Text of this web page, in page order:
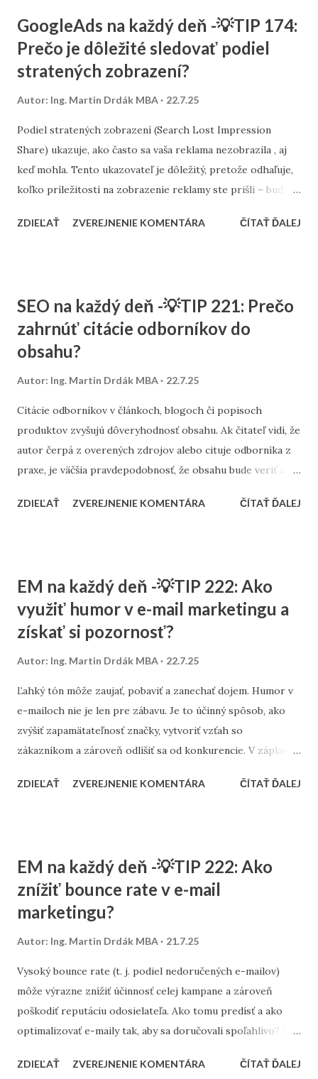
mierou a autenticky. Ak je „posledná šanca“ každý týždeň,
príjemca si to všimne a dôveryhodnosť sa rýchlo stratí.
Overené funguje aj spojenie zľavy s konkrétnym termínom,
GoogleAds na každý deň -💡TIP 174:
Prečo je dôležité sledovať podiel
stratených zobrazení?
Autor: Ing. Martin Drdák MBA 22.7.25
Podiel stratených zobrazení (Search Lost Impression
Share) ukazuje, ako často sa vaša reklama nezobrazila , aj
keď mohla. Tento ukazovateľ je dôležitý, pretože odhaľuje,
koľko príležitostí na zobrazenie reklamy ste prišli – buď
kvality. V rámci kampaní Google Ads, najmä pri e-shopoch,
rozpočet, znamená to, že pri rovnakom dopyte by ste
mohli dosiahnuť dvojnásobok kliknutí – a teda aj
objednávok. Rozdelenie na stratu pre rozpočet a stratu pre
prvom prípade možno navýšiť rozpočet, v druhom zlepšiť
reklamný text, skóre kvality alebo výber kľúčových slov.
ZDIEĽAŤ ZVEREJNENIE KOMENTÁRA ČÍTAŤ ĎALEJ
SEO na každý deň -💡TIP 221: Prečo
zahrnúť citácie odborníkov do
obsahu?
Autor: Ing. Martin Drdák MBA 22.7.25
Citácie odborníkov v článkoch, blogoch či popisoch
produktov zvyšujú dôveryhodnosť obsahu. Ak čitateľ vidí, že
autor čerpá z overených zdrojov alebo cituje odborníka z
praxe, je väčšia pravdepodobnosť, že obsahu bude veriť a
vnímajú takéto citácie pozitívne. Pomáhajú lepšie pochopiť
hodnotenie kvality stránky. Zároveň ide o jednoduchý
spôsob, ako sa odlíšiť od konkurencie. Kým iní píšu
„všeobecne“, vy môžete priniesť konkrétny názor, citáciu
skúsenosť.
ZDIEĽAŤ ZVEREJNENIE KOMENTÁRA ČÍTAŤ ĎALEJ
EM na každý deň -💡TIP 222: Ako
využiť humor v e-mail marketingu a
získať si pozornosť?
Autor: Ing. Martin Drdák MBA 22.7.25
Ľahký tón môže zaujať, pobaviť a zanechať dojem. Humor v
e-mailoch nie je len pre zábavu. Je to účinný spôsob, ako
zvýšiť zapamätateľnosť značky, vytvoriť vzťah so
zákazníkom a zároveň odlíšiť sa od konkurencie. V záplave
spraviť z vášho e-mailu ten, na ktorý si príjemca spomenie
rovnováhu medzi odľahčením a dôveryhodnosťou. Nejde o
to, aby sa príjemca smial nahlas, ale aby sa usmial a klikol.
Odporúča sa využiť humor najmä v predmetoch e-mailov,
ilustračných prvkoch. Napríklad namiesto „Zľava 20 % končí
dnes“ môže fungovať „Náš účtovník omylom schválil 20 %
zľavu. Rýchlo, kým to zistí!“
ZDIEĽAŤ ZVEREJNENIE KOMENTÁRA ČÍTAŤ ĎALEJ
EM na každý deň -💡TIP 222: Ako
znížiť bounce rate v e-mail
marketingu?
Autor: Ing. Martin Drdák MBA 21.7.25
Vysoký bounce rate (t. j. podiel nedoručených e-mailov)
môže výrazne znížiť účinnosť celej kampane a zároveň
poškodiť reputáciu odosielateľa. Ako tomu predísť a ako
optimalizovať e-maily tak, aby sa doručovali spoľahlivo? V
neaktívnych, chybne zadaných alebo neexistujúcich adries.
ZDIEĽAŤ ZVEREJNENIE KOMENTÁRA ČÍTAŤ ĎALEJ